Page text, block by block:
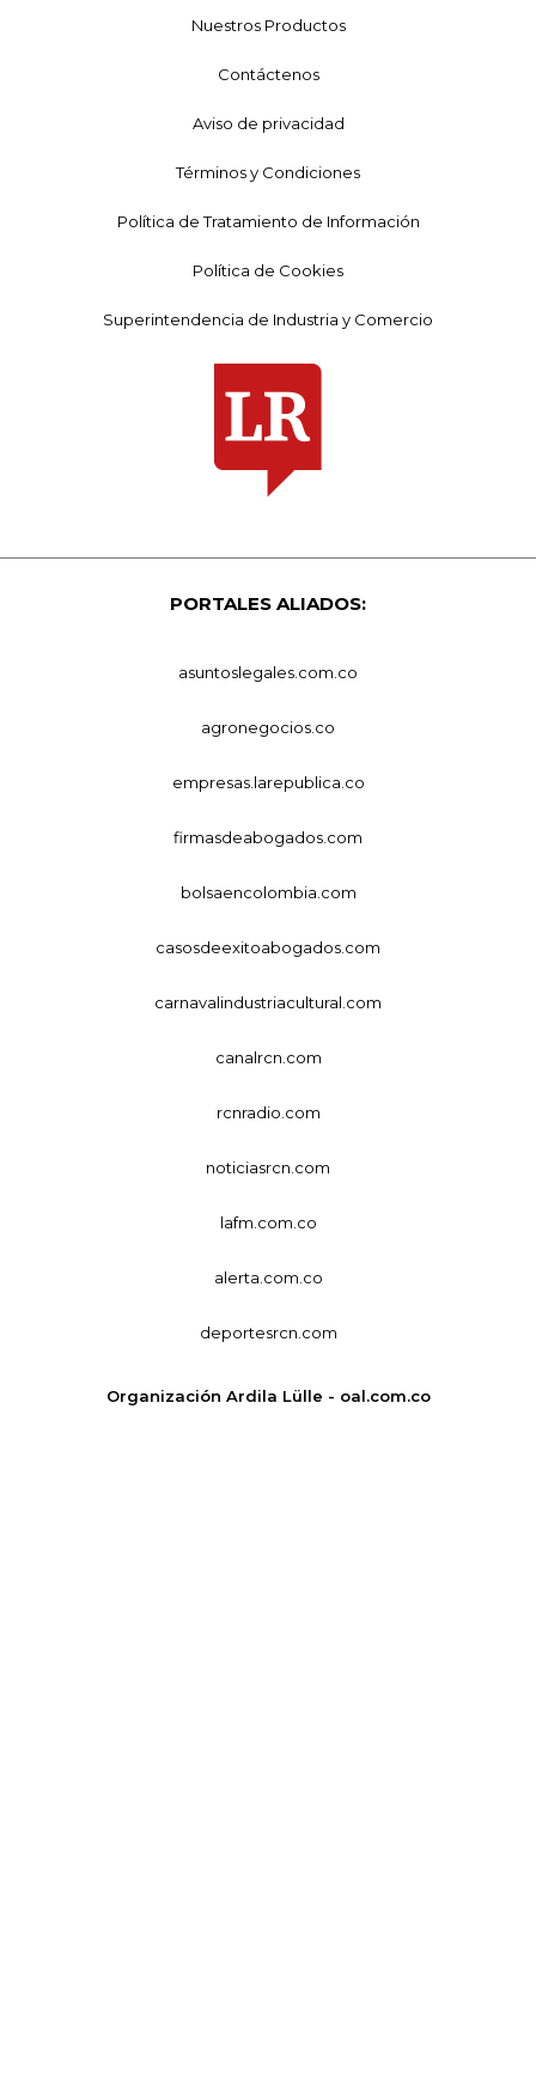
Nuestros Productos
Contáctenos
Aviso de privacidad
Términos y Condiciones
Política de Tratamiento de Información
Política de Cookies
Superintendencia de Industria y Comercio
PORTALES ALIADOS:
asuntoslegales.com.co
agronegocios.co
empresas.larepublica.co
firmasdeabogados.com
bolsaencolombia.com
casosdeexitoabogados.com
carnavalindustriacultural.com
canalrcn.com
rcnradio.com
noticiasrcn.com
lafm.com.co
alerta.com.co
deportesrcn.com
Organización Ardila Lülle - oal.com.co